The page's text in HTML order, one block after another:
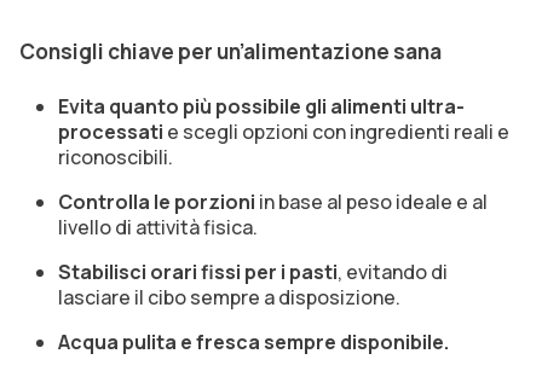
Consigli chiave per un’alimentazione sana
Evita quanto più possibile gli alimenti ultra-
processati e scegli opzioni con ingredienti reali e
riconoscibili.
Controlla le porzioni in base al peso ideale e al
livello di attività fisica.
Stabilisci orari fissi per i pasti, evitando di
lasciare il cibo sempre a disposizione.
Acqua pulita e fresca sempre disponibile.